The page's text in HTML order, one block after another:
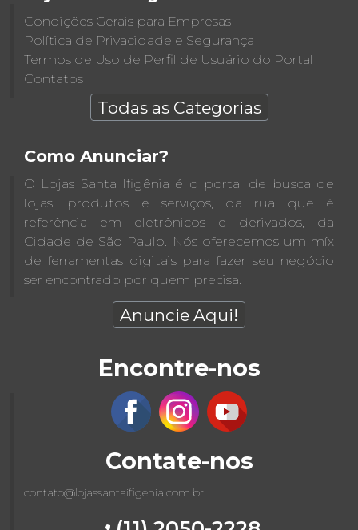
Condições Gerais para Empresas
Política de Privacidade e Segurança
Termos de Uso de Perfil de Usuário do Portal
Contatos
Todas as Categorias
Como Anunciar?
O Lojas Santa Ifigênia é o portal de busca de
lojas, produtos e serviços, da rua que é
referência em eletrônicos e derivados, da
Cidade de São Paulo. Nós oferecemos um míx
de ferramentas digitais para fazer seu negócio
ser encontrado por quem precisa.
Anuncie Aqui!
Encontre-nos
Contate-nos
contato@lojassantaifigenia.com.br